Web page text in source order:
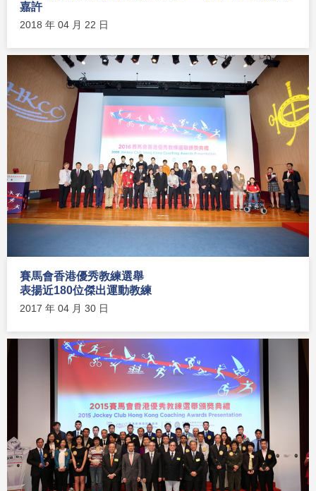
嘉許
2018 年 04 月 22 日
賽馬會香港優秀教練選舉
表揚近180位傑出運動教練
2017 年 04 月 30 日